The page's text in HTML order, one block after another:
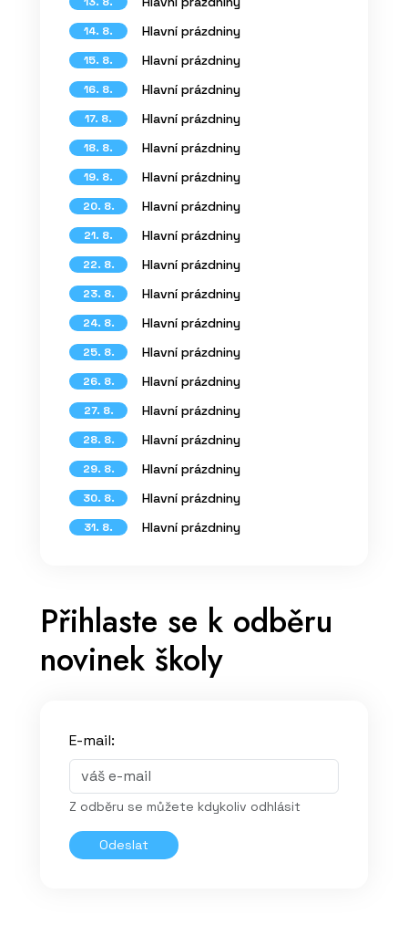
14. 8. Hlavní prázdniny
15. 8. Hlavní prázdniny
16. 8. Hlavní prázdniny
17. 8. Hlavní prázdniny
18. 8. Hlavní prázdniny
19. 8. Hlavní prázdniny
20. 8. Hlavní prázdniny
21. 8. Hlavní prázdniny
22. 8. Hlavní prázdniny
23. 8. Hlavní prázdniny
24. 8. Hlavní prázdniny
25. 8. Hlavní prázdniny
26. 8. Hlavní prázdniny
27. 8. Hlavní prázdniny
28. 8. Hlavní prázdniny
29. 8. Hlavní prázdniny
30. 8. Hlavní prázdniny
31. 8. Hlavní prázdniny
Přihlaste se k odběru
novinek školy
E-mail:
Z odběru se můžete kdykoliv odhlásit
Odeslat